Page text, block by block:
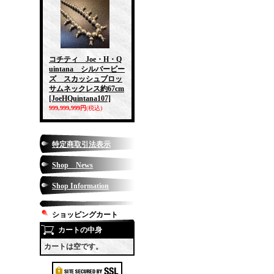
コチティ Joe・H・Q
uintana シルバービー
ズ スカッシュブロッ
サムネックレス約67cm
[JoeHQuintana107]
999,999,999円(税込)
特定商取引法表示
Shop News
Shop Information
ショッピングカート
カートの中身
カートは空です。